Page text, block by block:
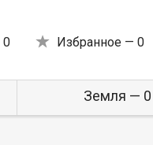
0 Избранное — 0
Земля — 0